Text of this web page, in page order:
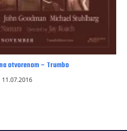
otvorenom – Trumbo
11.07.2016